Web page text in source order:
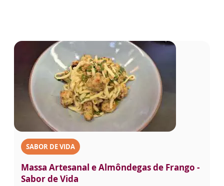
SABOR DE VIDA
Massa Artesanal e Almôndegas de Frango -
Sabor de Vida